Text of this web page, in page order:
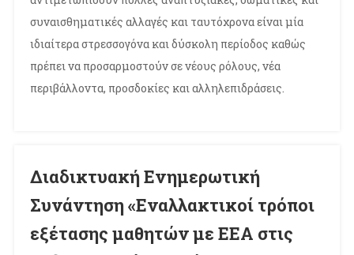
συναισθηματικές αλλαγές και ταυτόχρονα είναι μία
ιδιαίτερα στρεσσογόνα και δύσκολη περίοδος καθώς
πρέπει να προσαρμοστούν σε νέους ρόλους, νέα
περιβάλλοντα, προσδοκίες και αλληλεπιδράσεις.
Διαδικτυακή Ενημερωτική
Συνάντηση «Εναλλακτικοί τρόποι
εξέτασης μαθητών με ΕΕΑ στις